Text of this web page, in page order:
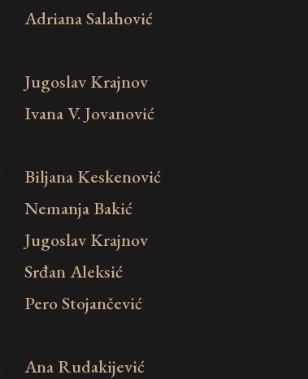
Adriana Salahović
Jugoslav Krajnov
Ivana V. Jovanović
Biljana Keskenović
Nemanja Bakić
Jugoslav Krajnov
Srđan Aleksić
Pero Stojančević
Ana Rudakijević